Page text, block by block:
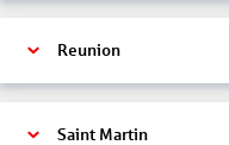
Reunion
Saint Martin